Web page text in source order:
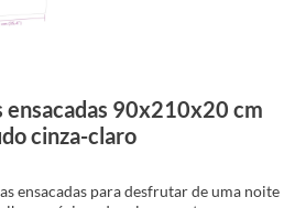
ensacadas 90x210x20 cm
cinza-claro
ensacadas para desfrutar de uma noite